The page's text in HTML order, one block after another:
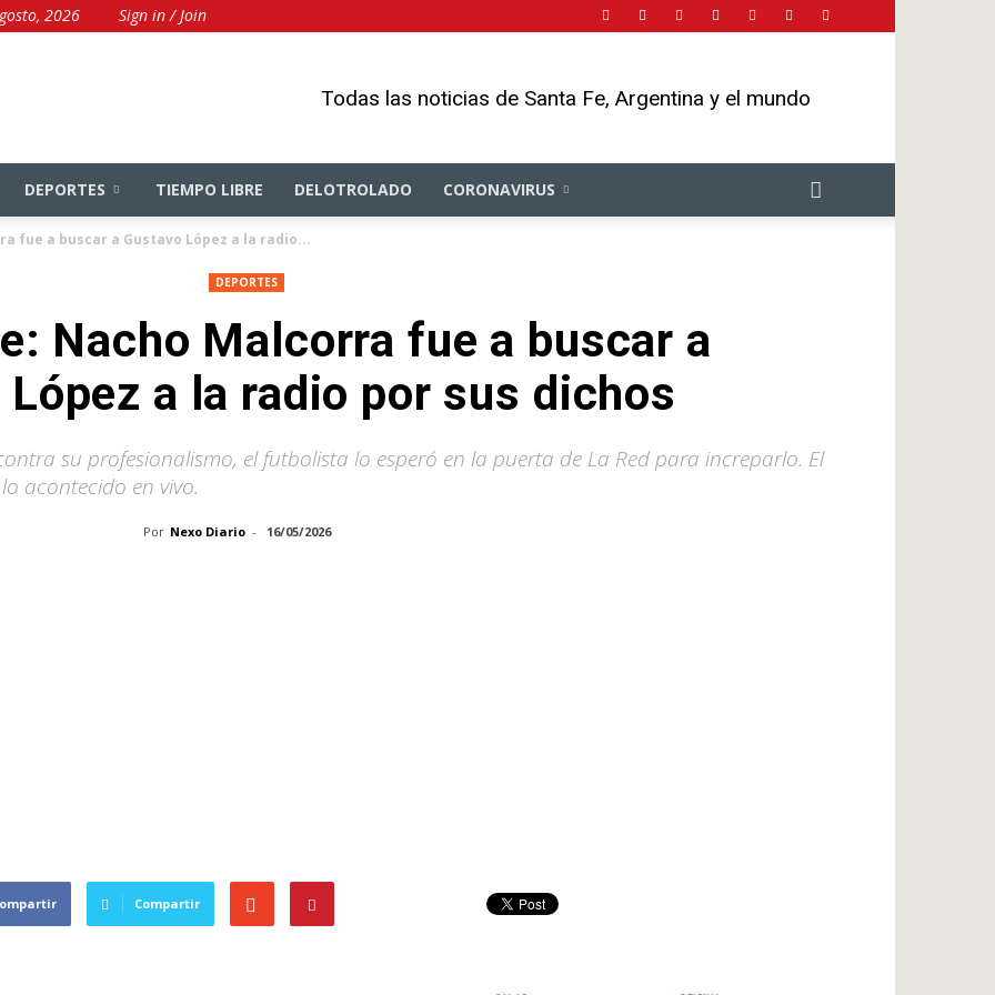
2026 Sign in / Join
Todas las noticias de Santa Fe, Argentina y el mundo
DEPORTES TIEMPO LIBRE DELOTROLADO CORONAVIRUS
fue a buscar a Gustavo López a la radio...
DEPORTES
Nacho Malcorra fue a buscar a
a la radio por sus dichos
su profesionalismo, el futbolista lo esperó en la puerta de La Red para increparlo. El
acontecido en vivo.
Por Nexo Diario - 16/05/2026
Compartir